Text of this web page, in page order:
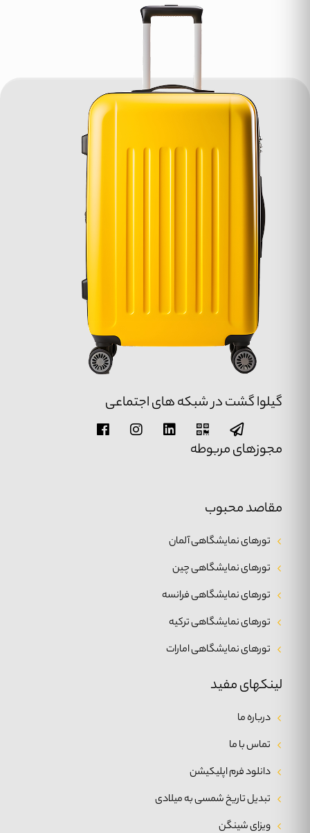
لینکهای مفید
درباره ما
تماس با ما
دانلود فرم اپلیکیشن
تبدیل تاریخ شمسی به میلادی
ویزای شینگن
مقاصد محبوب
تورهای نمایشگاهی آلمان
تورهای نمایشگاهی چین
تورهای نمایشگاهی فرانسه
تورهای نمایشگاهی ترکیه
تورهای نمایشگاهی امارات
گیلوا گشت در شبکه های اجتماعی
مجوزهای مربوطه